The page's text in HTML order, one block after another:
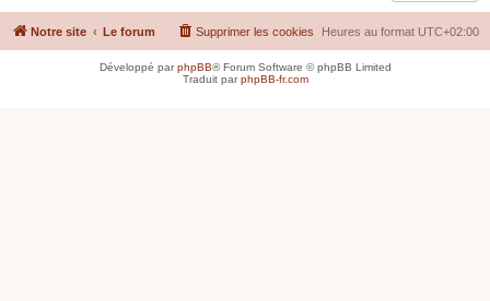
Notre site Le forum Heures au format UTC+02:00
Supprimer les cookies
Développé parphpBB® Forum Software © phpBB Limited
Traduit parphpBB-fr.com